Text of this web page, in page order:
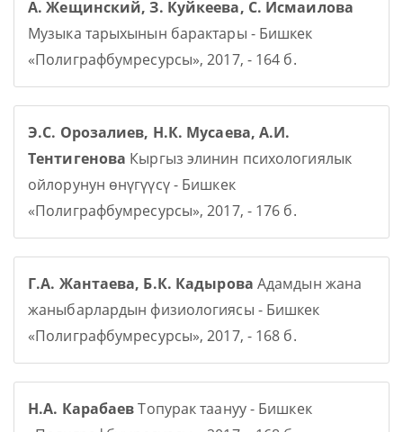
А. Жещинский, З. Куйкеева, С. Исмаилова
Музыка тарыхынын барактары - Бишкек
«Полиграфбумресурсы», 2017, - 164 б.
Э.С. Орозалиев, Н.К. Мусаева, А.И.
Тентигенова Кыргыз элинин психологиялык
ойлорунун өнүгүүсү - Бишкек
«Полиграфбумресурсы», 2017, - 176 б.
Г.А. Жантаева, Б.К. Кадырова Адамдын жана
жаныбарлардын физиологиясы - Бишкек
«Полиграфбумресурсы», 2017, - 168 б.
Н.А. КарабаевТопурак таануу - Бишкек